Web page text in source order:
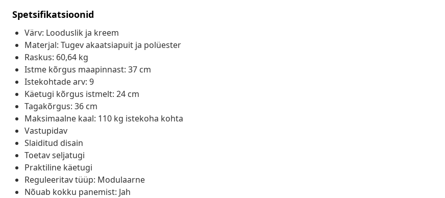
Spetsifikatsioonid
Värv: Looduslik ja kreem
Materjal: Tugev akaatsiapuit ja polüester
Raskus: 60,64 kg
Istme kõrgus maapinnast: 37 cm
Istekohtade arv: 9
Käetugi kõrgus istmelt: 24 cm
Tagakõrgus: 36 cm
Maksimaalne kaal: 110 kg istekoha kohta
Vastupidav
Slaiditud disain
Toetav seljatugi
Praktiline käetugi
Reguleeritav tüüp: Modulaarne
Nõuab kokku panemist: Jah